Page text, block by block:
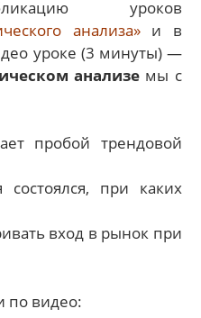
уроков
анализа»и в
уроке (3 минуты) —
анализемы с
пробой трендовой
состоялся, при каких
вход в рынок при
по видео: